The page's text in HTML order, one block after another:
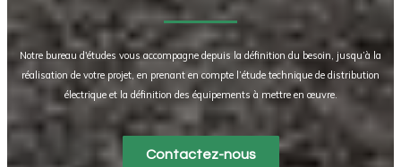
Notre bureau d'études vous accompagne depuis la définition du besoin, jusqu’à la
réalisation de votre projet, en prenant en compte l’étude technique de distribution
électrique et la définition des équipements à mettre en œuvre.
Contactez-nous